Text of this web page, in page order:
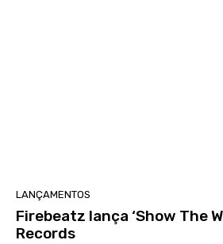
LANÇAMENTOS
Firebeatz lança ‘Show The
Records